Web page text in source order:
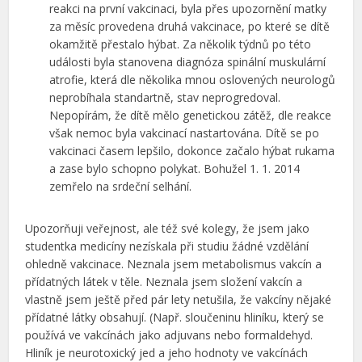
reakci na první vakcinaci, byla přes upozornění matky
za měsíc provedena druhá vakcinace, po které se dítě
okamžitě přestalo hýbat. Za několik týdnů po této
události byla stanovena diagnóza spinální muskulární
atrofie, která dle několika mnou oslovených neurologů
neprobíhala standartně, stav neprogredoval.
Nepopírám, že dítě mělo genetickou zátěž, dle reakce
však nemoc byla vakcinací nastartována. Dítě se po
vakcinaci časem lepšilo, dokonce začalo hýbat rukama
a zase bylo schopno polykat. Bohužel 1. 1. 2014
zemřelo na srdeční selhání.
Upozorňuji veřejnost, ale též své kolegy, že jsem jako
studentka medicíny nezískala při studiu žádné vzdělání
ohledně vakcinace. Neznala jsem metabolismus vakcín a
přídatných látek v těle. Neznala jsem složení vakcín a
vlastně jsem ještě před pár lety netušila, že vakcíny nějaké
přídatné látky obsahují. (Např. sloučeninu hliníku, který se
používá ve vakcínách jako adjuvans nebo formaldehyd.
Hliník je neurotoxický jed a jeho hodnoty ve vakcínách